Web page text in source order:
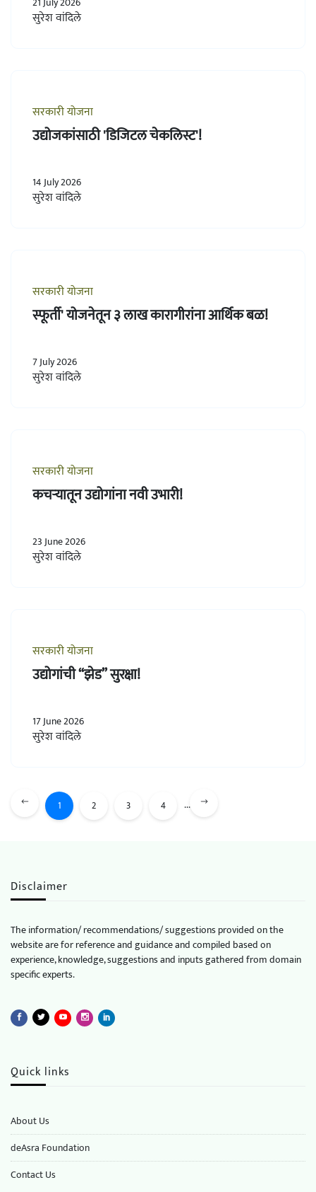
सुरेश वांदिले
सरकारी योजना
उद्योजकांसाठी 'डिजिटल चेकलिस्ट'!
14 July 2026
सुरेश वांदिले
सरकारी योजना
स्फूर्ती' योजनेतून ३ लाख कारागीरांना आर्थिक बळ!
7 July 2026
सुरेश वांदिले
सरकारी योजना
कचऱ्यातून उद्योगांना नवी उभारी!
23 June 2026
सुरेश वांदिले
सरकारी योजना
उद्योगांची “झेड” सुरक्षा!
17 June 2026
सुरेश वांदिले
1 2 3 4 ...
Disclaimer
The information/ recommendations/ suggestions provided on the
website are for reference and guidance and compiled based on
experience, knowledge, suggestions and inputs gathered from domain
specific experts.
Quick links
About Us
deAsra Foundation
​​Contact Us